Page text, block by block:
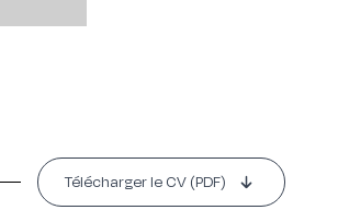
Télécharger le CV (PDF)